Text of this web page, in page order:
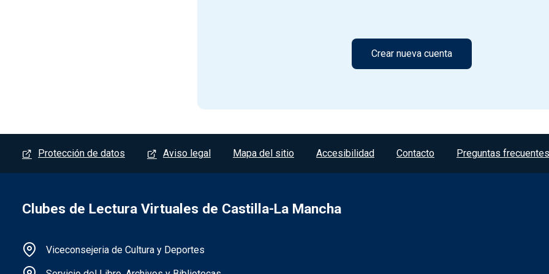
Menú del pie
Protección de datos Aviso legal Mapa del sitio Accesibilidad Contacto Preguntas frecuentes
Clubes de Lectura Virtuales de Castilla-La Mancha
Información de la institución
Viceconsejeria de Cultura y Deportes